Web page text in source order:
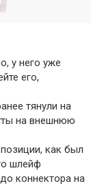
у него уже
его,
тянули на
на внешнюю
как был
шлейф
коннектора на